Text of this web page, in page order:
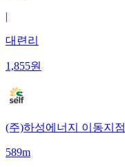
|
대련리
1,855원
(주)하성에너지 이동지점
589m